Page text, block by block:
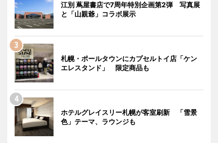
江別 蔦屋書店で7周年特別企画第2弾 写真展
と「山親爺」コラボ展示
札幌・ポールタウンにカプセルトイ店「ケン
エレスタンド」 限定商品も
ホテルグレイスリー札幌が客室刷新 「雪景
色」テーマ、ラウンジも